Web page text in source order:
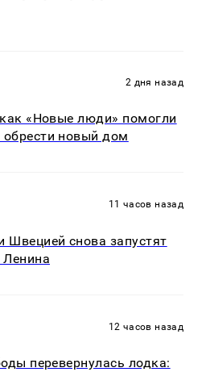
2 дня назад
«Новые люди» помогли
новый дом
11 часов назад
снова запустят
12 часов назад
перевернулась лодка: